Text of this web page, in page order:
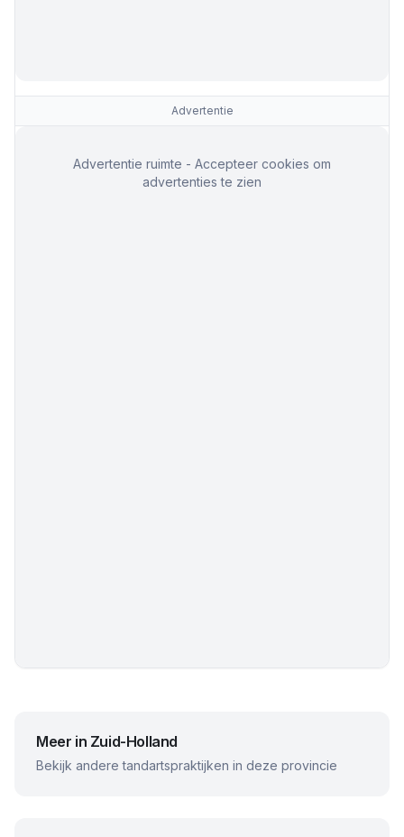
Advertentie
Advertentie ruimte - Accepteer cookies om
advertenties te zien
Meer in Zuid-Holland
Bekijk andere tandartspraktijken in deze provincie